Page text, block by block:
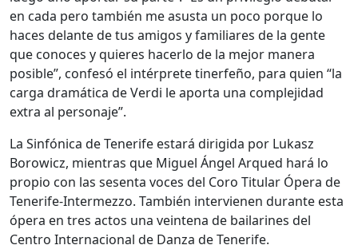
en cada pero también me asusta un poco porque lo
haces delante de tus amigos y familiares de la gente
que conoces y quieres hacerlo de la mejor manera
posible”, confesó el intérprete tinerfeño, para quien “la
carga dramática de Verdi le aporta una complejidad
extra al personaje”.
La Sinfónica de Tenerife estará dirigida por Lukasz
Borowicz, mientras que Miguel Ángel Arqued hará lo
propio con las sesenta voces del Coro Titular Ópera de
Tenerife-Intermezzo. También intervienen durante esta
ópera en tres actos una veintena de bailarines del
Centro Internacional de Danza de Tenerife.